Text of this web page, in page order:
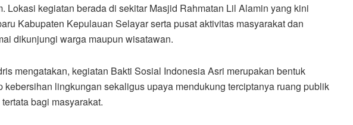
Lokasi kegiatan berada di sekitar Masjid Rahmatan Lil Alamin yang kini
Kabupaten Kepulauan Selayar serta pusat aktivitas masyarakat dan
dikunjungi warga maupun wisatawan.
mengatakan, kegiatan Bakti Sosial Indonesia Asri merupakan bentuk
kebersihan lingkungan sekaligus upaya mendukung terciptanya ruang publik
bagi masyarakat.